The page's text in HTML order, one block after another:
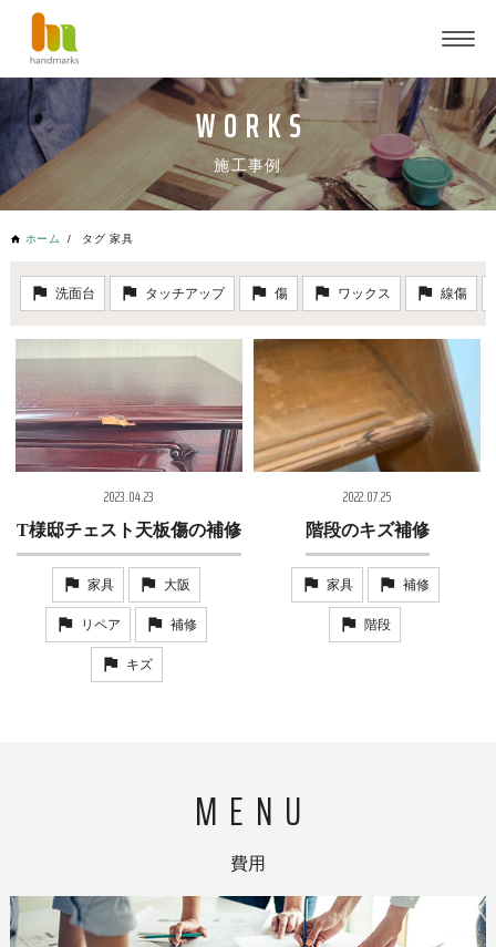
施工事例
ホーム タグ 家具
洗面台 タッチアップ 傷 ワックス 線傷
2023.04.23
T様邸チェスト天板傷の補修
家具 大阪
リペア 補修
キズ
2022.07.25
階段のキズ補修
家具 補修
階段
費用